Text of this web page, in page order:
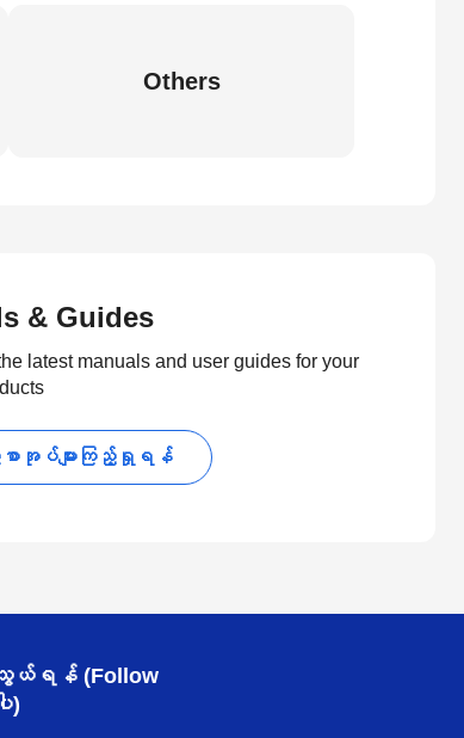
Others
& Guides
latest manuals and user guides for your
အုပ်များကြည့်ရှုရန်
ယ်ရန် (Follow
)